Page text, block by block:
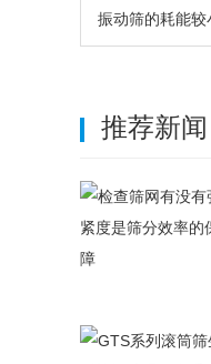
振动筛的耗能
推荐新闻